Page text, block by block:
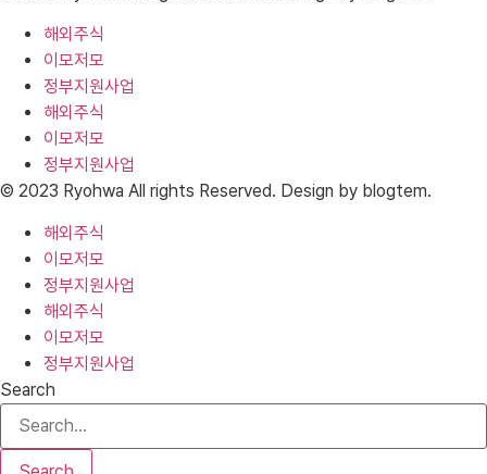
해외주식
이모저모
정부지원사업
해외주식
이모저모
정부지원사업
© 2023 Ryohwa All rights Reserved. Design by blogtem.
해외주식
이모저모
정부지원사업
해외주식
이모저모
정부지원사업
Search